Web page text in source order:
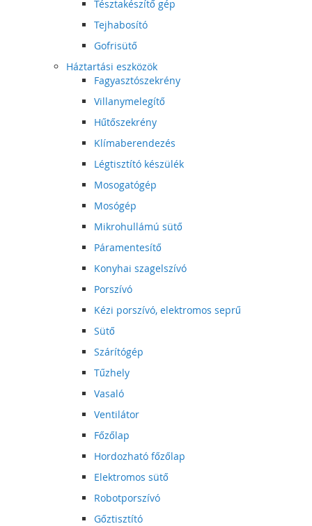
Tésztakészítő gép
Tejhabosító
Gofrisütő
Háztartási eszközök
Fagyasztószekrény
Villanymelegítő
Hűtőszekrény
Klímaberendezés
Légtisztító készülék
Mosogatógép
Mosógép
Mikrohullámú sütő
Páramentesítő
Konyhai szagelszívó
Porszívó
Kézi porszívó, elektromos seprű
Sütő
Szárítógép
Tűzhely
Vasaló
Ventilátor
Főzőlap
Hordozható főzőlap
Elektromos sütő
Robotporszívó
Gőztisztító